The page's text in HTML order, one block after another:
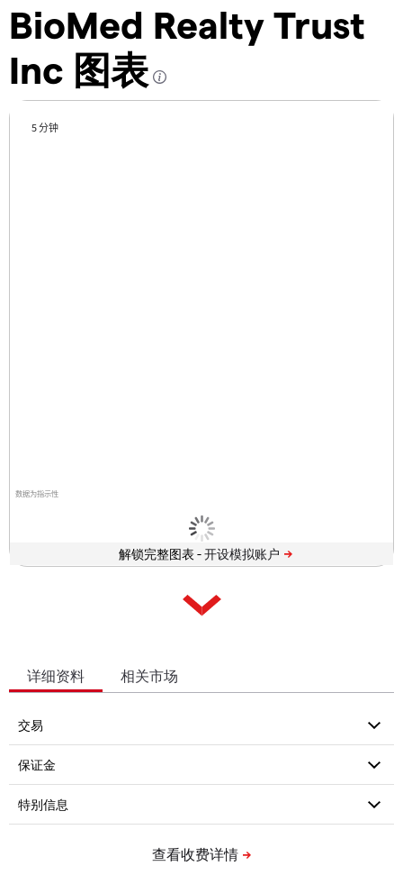
BioMed Realty Trust
Inc 图表
数据为指示性
5 分钟
解锁完整图表 -
详细资料 相关市场